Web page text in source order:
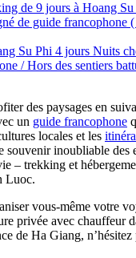
de 9 jours à Hoang
de guide francophone
Su Phi 4 jours Nuits
/ Hors des sentiers
des paysages en
un guide francophone
locales et les
souvenir inoubliable des
– trekking et
Luoc.
vous-même votre
privée avec chauffeur
de Ha Giang, n’hésitez